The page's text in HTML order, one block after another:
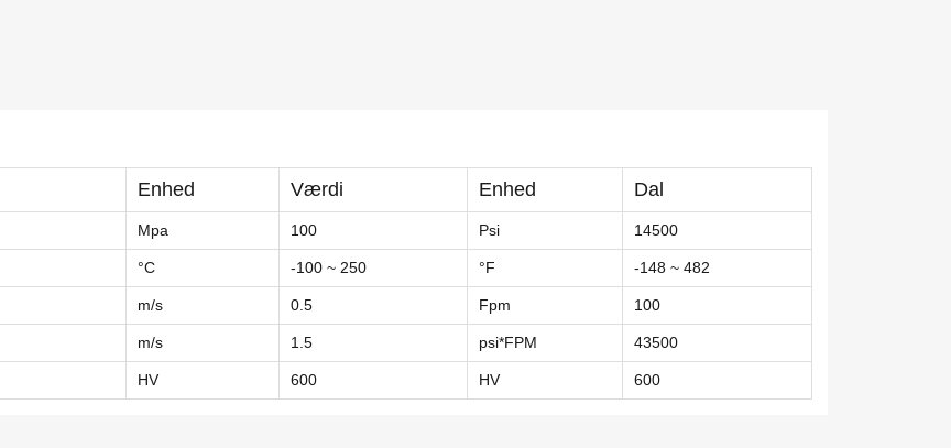
Enhed Værdi Enhed Dal
Mpa 100 Psi 14500
°C -100 ~ 250 °F -148 ~ 482
m/s 0.5 Fpm 100
m/s 1.5 psi*FPM 43500
HV 600 HV 600